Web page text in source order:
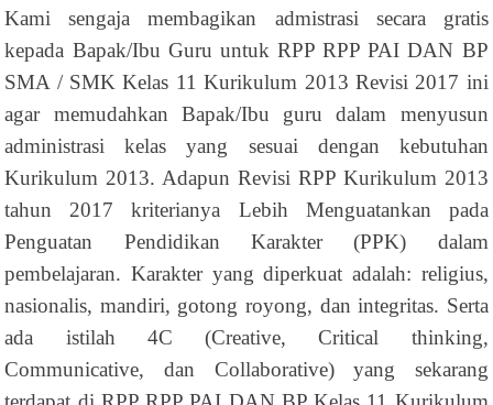
Kami sengaja membagikan admistrasi secara gratis
kepada Bapak/Ibu Guru untuk RPP RPP PAI DAN BP
SMA / SMK Kelas 11 Kurikulum 2013 Revisi 2017 ini
agar memudahkan Bapak/Ibu guru dalam menyusun
administrasi kelas yang sesuai dengan kebutuhan
Kurikulum 2013. Adapun Revisi RPP Kurikulum 2013
tahun 2017 kriterianya Lebih Menguatankan pada
Penguatan Pendidikan Karakter (PPK) dalam
pembelajaran. Karakter yang diperkuat adalah: religius,
nasionalis, mandiri, gotong royong, dan integritas. Serta
ada istilah 4C (Creative, Critical thinking,
Communicative, dan Collaborative) yang sekarang